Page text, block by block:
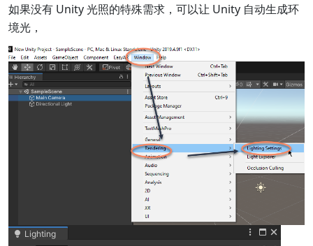
如果没有 Unity 光照的特殊需求，可以让 Unity 自动生成环
境光，